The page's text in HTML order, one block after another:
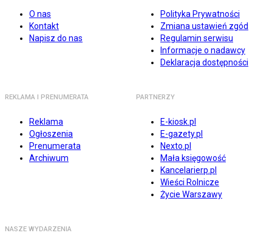
O nas
Kontakt
Napisz do nas
Polityka Prywatności
Zmiana ustawień zgód
Regulamin serwisu
Informacje o nadawcy
Deklaracja dostępności
REKLAMA I PRENUMERATA
Reklama
Ogłoszenia
Prenumerata
Archiwum
PARTNERZY
E-kiosk.pl
E-gazety.pl
Nexto.pl
Mała księgowość
Kancelarierp.pl
Wieści Rolnicze
Życie Warszawy
NASZE WYDARZENIA